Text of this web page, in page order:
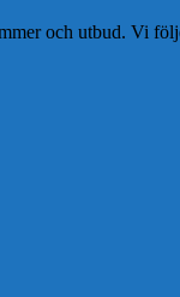
och utbud. Vi